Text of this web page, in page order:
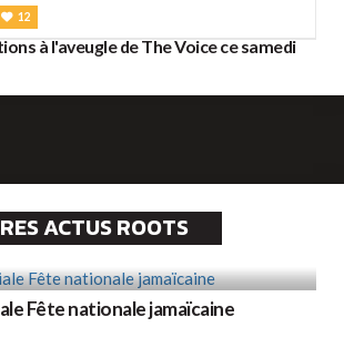
12
à l'aveugle de The Voice ce samedi
ACTUS ROOTS
Fête nationale jamaïcaine